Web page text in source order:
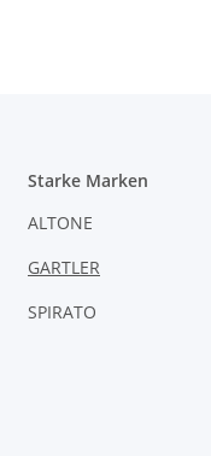
Starke Marken
ALTONE
GARTLER
SPIRATO